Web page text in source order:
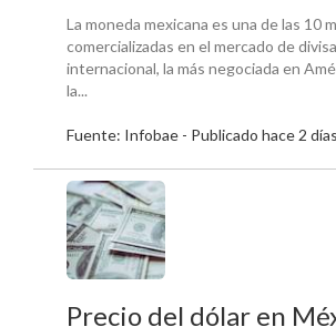
La moneda mexicana es una de las 10
comercializadas en el mercado de
internacional, la más negociada en
la...
Fuente: Infobae - Publicado hace 2 días
Precio del dólar en